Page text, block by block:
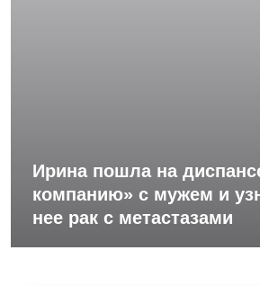
Ирина пошла на
компанию» с мужем и
нее рак с метастазами